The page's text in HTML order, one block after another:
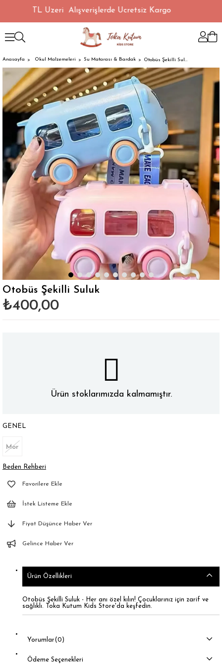
1500 TL Üzeri Alışverişlerde Ücretsiz Kargo
Anasayfa Okul Malzemeleri Su Matarası & Bardak Otobüs Şekilli Suluk
Otobüs Şekilli Suluk
₺400,00
Ürün stoklarımızda kalmamıştır.
GENEL
Mor
Beden Rehberi
Favorilere Ekle
İstek Listeme Ekle
Fiyat Düşünce Haber Ver
Gelince Haber Ver
Ürün Özellikleri
Otobüs Şekilli Suluk - Her anı özel kılın! Çocuklarınız için zarif ve
sağlıklı. Toka Kutum Kids Store'da keşfedin.
Yorumlar(0)
Ödeme Seçenekleri